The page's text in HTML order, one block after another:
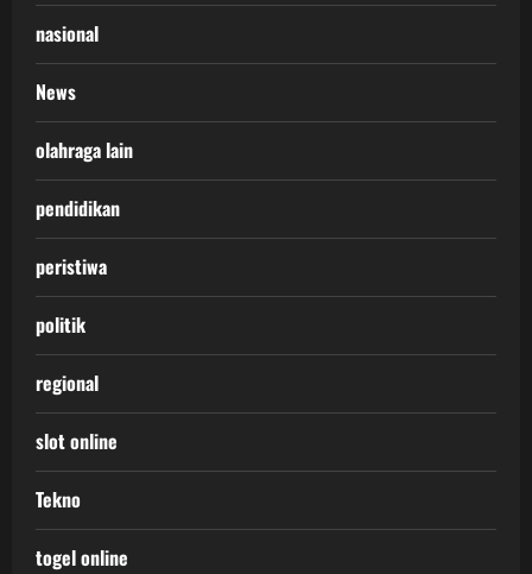
nasional
News
olahraga lain
pendidikan
peristiwa
politik
regional
slot online
Tekno
togel online